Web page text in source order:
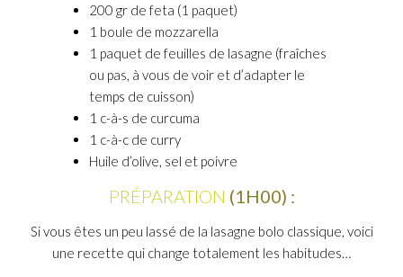
200 gr de feta (1 paquet)
1 boule de mozzarella
1 paquet de feuilles de lasagne (fraîches
ou pas, à vous de voir et d’adapter le
temps de cuisson)
1 c-à-s de curcuma
1 c-à-c de curry
Huile d’olive, sel et poivre
PRÉPARATION (1H00) :
Si vous êtes un peu lassé de la lasagne bolo classique, voici
une recette qui change totalement les habitudes…